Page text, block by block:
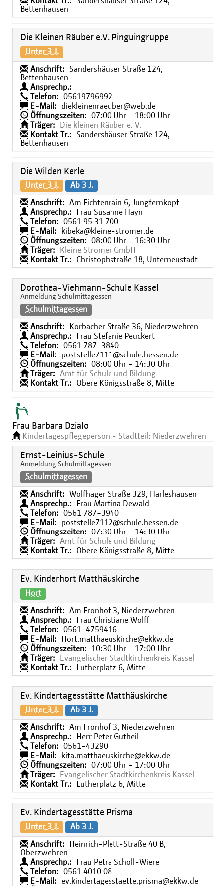
Bettenhausen
Die Kleinen Räuber e.V. Pinguingruppe
Unter 3 J.
Anschrift:
Sandershäuser Straße 124,
Bettenhausen
Ansprechp.:
Telefon:
05619796992
E-Mail:
diekleinenraeuber@web.de
Öffnungszeiten:
07:00 Uhr - 18:00 Uhr
Träger:
Die kleinen Räuber e. V.
Kontakt Tr.:
Sandershäuser Straße 124,
Bettenhausen
Die Wilden Kerle
Unter 3 J. Ab 3 J.
Anschrift:
Am Fichtenrain 6, Jungfernkopf
Ansprechp.:
Frau Susanne Hayn
Telefon:
0561 95 31 700
E-Mail:
kibeka@kleine-stromer.de
Öffnungszeiten:
08:00 Uhr - 16:30 Uhr
Träger:
Kleine Stromer GmbH
Kontakt Tr.:
Christophstraße 18, Unterneustadt
Dorothea-Viehmann-Schule Kassel
Anmeldung Schulmittagessen
Schulmittagessen
Anschrift:
Korbacher Straße 36, Niederzwehren
Ansprechp.:
Frau Stefanie Peuckert
Telefon:
0561 787-3840
E-Mail:
poststelle7111@schule.hessen.de
Öffnungszeiten:
08:00 Uhr - 14:30 Uhr
Träger:
Amt für Schule und Bildung
Kontakt Tr.:
Obere Königsstraße 8, Mitte
Frau Barbara Dzialo
Kindertagespflegeperson - Stadtteil: Niederzwehren
Ernst-Leinius-Schule
Anmeldung Schulmittagessen
Schulmittagessen
Anschrift:
Wolfhager Straße 329, Harleshausen
Ansprechp.:
Frau Martina Dewald
Telefon:
0561 787−3940
E-Mail:
poststelle7112@schule.hessen.de
Öffnungszeiten:
07:30 Uhr - 14:30 Uhr
Träger:
Amt für Schule und Bildung
Kontakt Tr.:
Obere Königsstraße 8, Mitte
Ev. Kinderhort Matthäuskirche
Hort
Anschrift:
Am Fronhof 3, Niederzwehren
Ansprechp.:
Frau Christiane Wolff
Telefon:
0561-4759416
E-Mail:
Hort.matthaeuskirche@ekkw.de
Öffnungszeiten:
10:30 Uhr - 17:00 Uhr
Träger:
Evangelischer Stadtkirchenkreis Kassel
Kontakt Tr.:
Lutherplatz 6, Mitte
Ev. Kindertagesstätte Matthäuskirche
Unter 3 J. Ab 3 J.
Anschrift:
Am Fronhof 3, Niederzwehren
Ansprechp.:
Herr Peter Gutheil
Telefon:
0561-43290
E-Mail:
kita.matthaeuskirche@ekkw.de
Öffnungszeiten:
07:00 Uhr - 17:00 Uhr
Träger:
Evangelischer Stadtkirchenkreis Kassel
Kontakt Tr.:
Lutherplatz 6, Mitte
Ev. Kindertagesstätte Prisma
Unter 3 J. Ab 3 J.
Anschrift:
Heinrich-Plett-Straße 40 B,
Oberzwehren
Ansprechp.:
Frau Petra Scholl-Wiere
Telefon:
0561 4010 08
E-Mail:
ev.kindertagesstaette.prisma@ekkw.de